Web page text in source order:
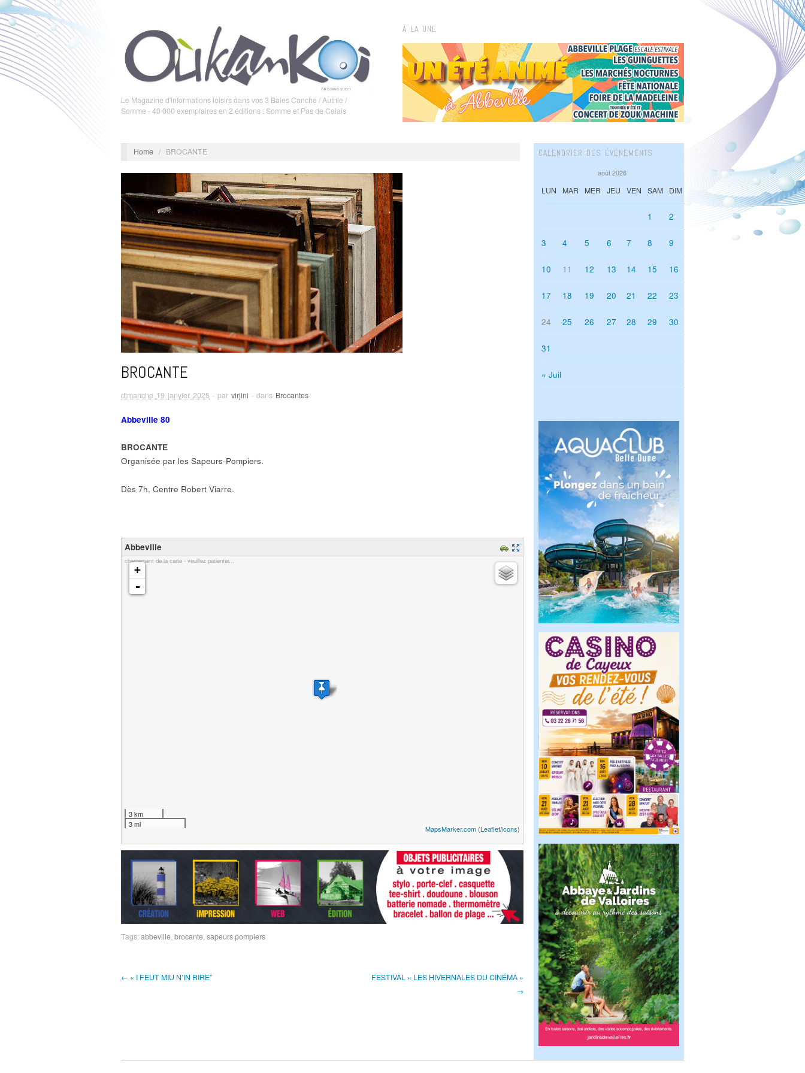
Le Magazine d'informations loisirs dans vos 3 Baies Canche / Authie /
Somme - 40 000 exemplaires en 2 éditions : Somme et Pas de Calais
À LA UNE
Home / BROCANTE
BROCANTE
dimanche 19 janvier 2025 · par virjini · dans Brocantes
Abbeville 80
BROCANTE
Organisée par les Sapeurs-Pompiers.
Dès 7h, Centre Robert Viarre.
Abbeville
chargement de la carte - veuillez patienter...
+
-
3 km
3 mi
MapsMarker.com (Leaflet/icons)
Tags:abbeville brocante sapeurs pompiers
← « I FEUT MIU N’IN RIRE”
FESTIVAL « LES HIVERNALES DU CINÉMA »
→
CALENDRIER DES ÉVÉNEMENTS
août 2026
LUN MAR MER JEU VEN SAM DIM
« Juil
1 2
3 4 5 6 7 8 9
10 11 12 13 14 15 16
17 18 19 20 21 22 23
24 25 26 27 28 29 30
31